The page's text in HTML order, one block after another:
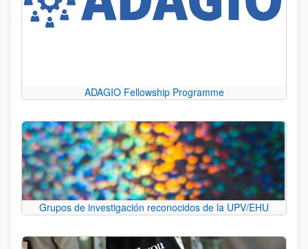
ADAGIO Fellowship Programme
Grupos de investigación reconocidos de la UPV/EHU